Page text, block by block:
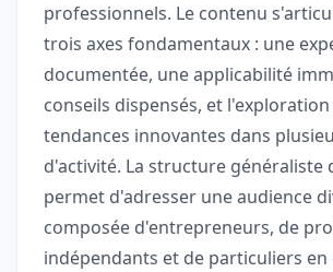
professionnels. Le contenu
trois axes fondamentaux : une
documentée, une applicabilité
conseils dispensés, et l'exploration
tendances innovantes dans
d'activité. La structure généraliste
permet d'adresser une audience
composée d'entrepreneurs, de
indépendants et de particuliers en